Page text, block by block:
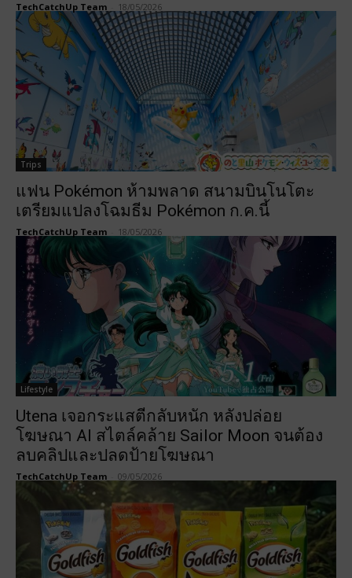
TechCatchUp Team 18/05/2026
Trips
แฟน Pokémon ห้ามพลาด สนามบินโนโตะ
เตรียมแปลงโฉมธีม Pokémon ก.ค.นี้
TechCatchUp Team 18/05/2026
Lifestyle
Utena เจอกระแสตีกลับหนัก หลังปล่อย
โฆษณา AI สไตล์คล้าย Sailor Moon จนต้อง
ลบคลิปและปลดป้ายโฆษณา
TechCatchUp Team 09/05/2026